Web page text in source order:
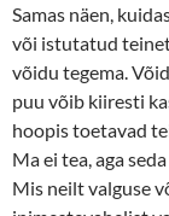
Samas näen,
või istutatud
võidu tegema.
puu võib kiiresti
hoopis toetavad
Ma ei tea, aga
Mis neilt valguse